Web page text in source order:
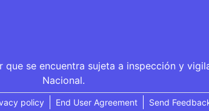
se encuentra sujeta a inspección y
Nacional.
policy End User Agreement Send